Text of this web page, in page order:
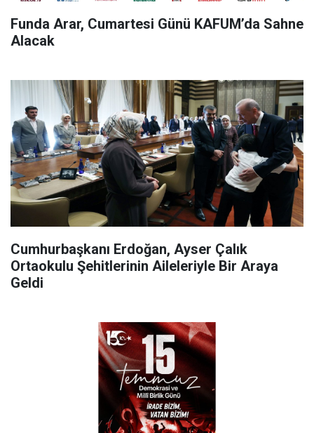
Funda Arar, Cumartesi Günü KAFUM’da Sahne
Alacak
Cumhurbaşkanı Erdoğan, Ayser Çalık
Ortaokulu Şehitlerinin Aileleriyle Bir Araya
Geldi